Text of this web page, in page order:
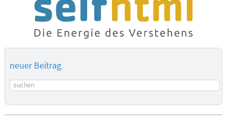
neuer Beitrag
Suchbegriff